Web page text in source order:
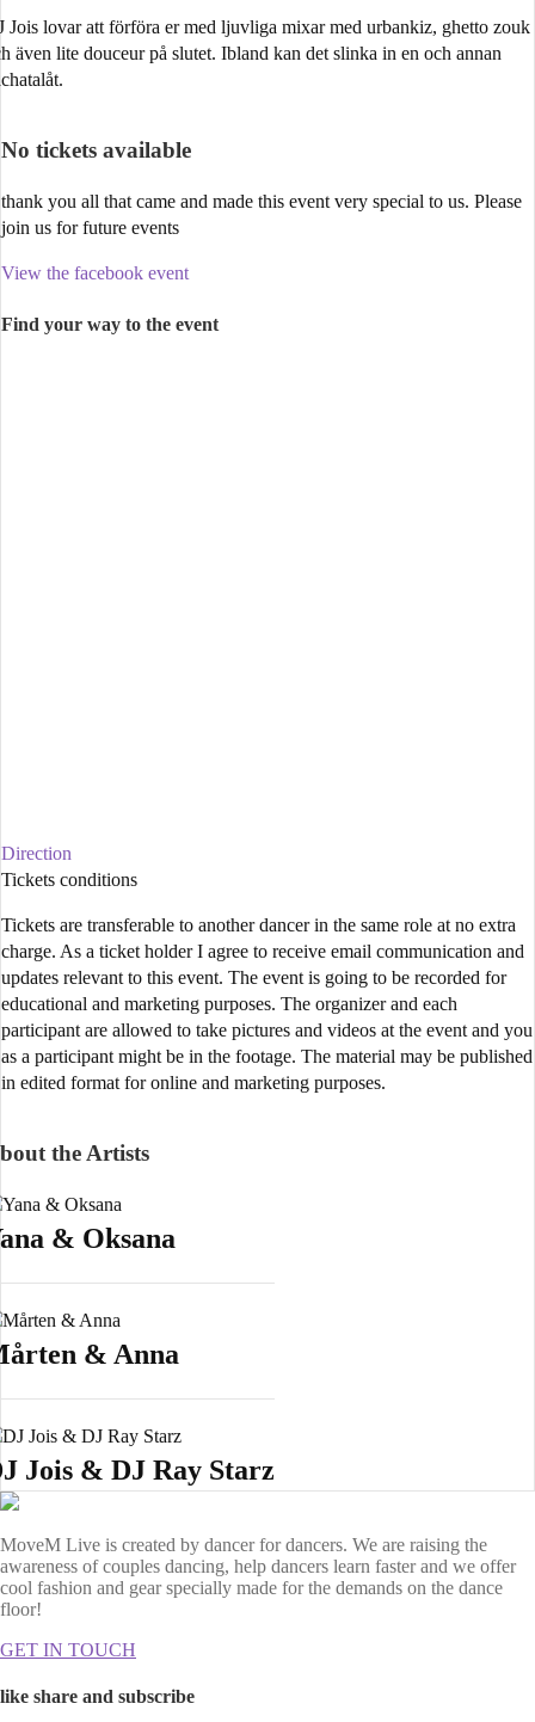
Jois lovar att förföra er med ljuvliga mixar med urbankiz, ghetto zouk
även lite douceur på slutet. Ibland kan det slinka in en och annan
No tickets available
thank you all that came and made this event very special to us. Please
join us for future events
View the facebook event
Find your way to the event
Direction
Tickets conditions
Tickets are transferable to another dancer in the same role at no extra
charge. As a ticket holder I agree to receive email communication and
updates relevant to this event. The event is going to be recorded for
educational and marketing purposes. The organizer and each
participant are allowed to take pictures and videos at the event and you
as a participant might be in the footage. The material may be published
in edited format for online and marketing purposes.
the Artists
& Oksana
& Anna
Jois & DJ Ray Starz
MoveM Live is created by dancer for dancers. We are raising the
awareness of couples dancing, help dancers learn faster and we offer
cool fashion and gear specially made for the demands on the dance
floor!
GET IN TOUCH
like share and subscribe